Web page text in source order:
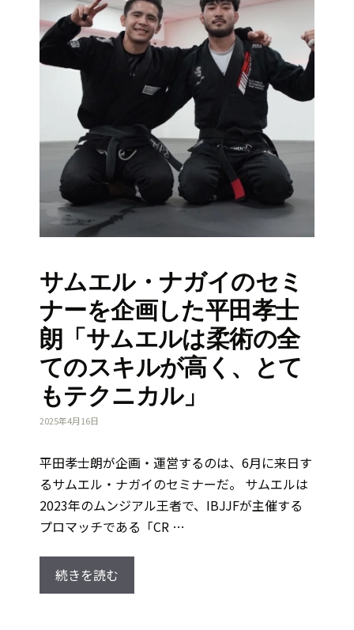
サムエル・ナガイのセミ
ナーを企画した平田孝士
朗「サムエルは柔術の全
てのスキルが高く、とて
もテクニカル」
2025年4月16日
平田孝士朗が企画・運営するのは、6月に来日す
るサムエル・ナガイのセミナーだ。 サムエルは
2023年のムンジアル王者で、IBJJFが主催する
プロマッチである「CR …
続きを読む